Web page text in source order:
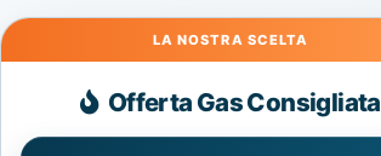
Gas
Offerta Gas Consigliata